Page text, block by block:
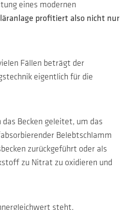
eines modernen
profitiert also nicht nur
Fällen beträgt der
eigentlich für die
Becken geleitet, um das
Belebtschlamm
zurückgeführt oder als
zu Nitrat zu oxidieren und
steht.